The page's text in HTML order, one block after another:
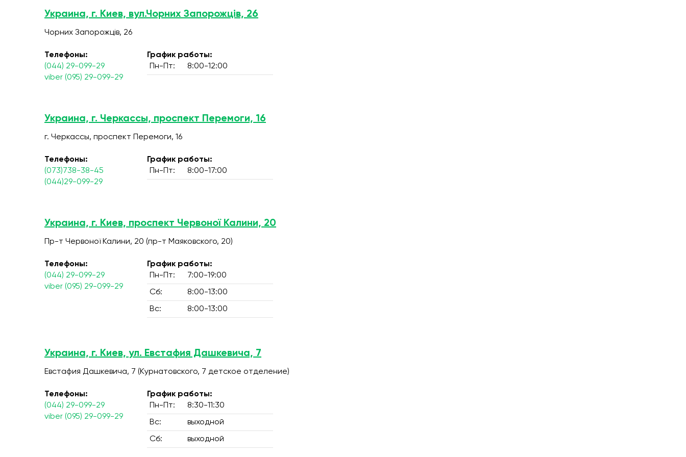
Украина, г. Киев, вул.Чорних Запорожців, 26
Чорних Запорожців, 26
Телефоны:
(044) 29-099-29
viber (095) 29-099-29
График работы:
Пн-Пт:
8:00-12:00
Украина, г. Черкассы, проспект Перемоги, 16
г. Черкассы, проспект Перемоги, 16
Телефоны:
(073)738-38-45
(044)29-099-29
График работы:
Пн-Пт:
8:00-17:00
Украина, г. Киев, проспект Червоної Калини, 20
Пр-т Червоної Калини, 20 (пр-т Маяковского, 20)
Телефоны:
(044) 29-099-29
viber (095) 29-099-29
График работы:
Пн-Пт:
7:00-19:00
Сб: 8:00-13:00
Вс: 8:00-13:00
Украина, г. Киев, ул. Евстафия Дашкевича, 7
Евстафия Дашкевича, 7 (Курнатовского, 7 детское отделение)
Телефоны:
(044) 29-099-29
viber (095) 29-099-29
График работы:
Пн-Пт:
8:30-11:30
Вс: выходной
Сб: выходной